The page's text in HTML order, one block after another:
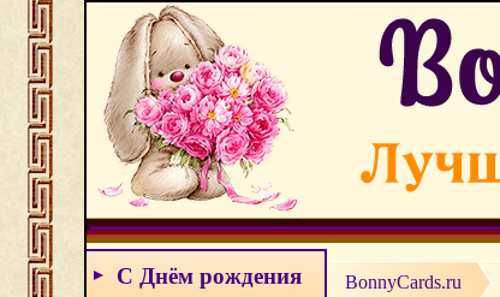
С Днём рождения BonnyCards.ru